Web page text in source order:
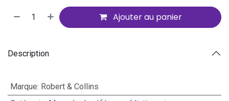
Ajouter au panier
Description
Marque: Robert & Collins